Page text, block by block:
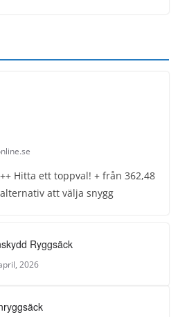
Hitta ett toppval! + från 362,48
att välja snygg
Ryggsäck
2026